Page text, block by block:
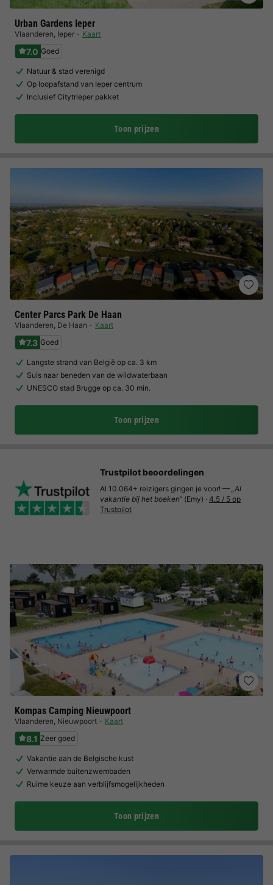
Urban Gardens Ieper
Vlaanderen, Ieper Kaart
7.0 Goed
Natuur & stad verenigd
Op loopafstand van Ieper centrum
Inclusief Citytrieper pakket
Toon prijzen
Center Parcs Park De Haan
Vlaanderen, De Haan Kaart
7.3 Goed
Langste strand van België op ca. 3 km
Suis naar beneden van de wildwaterbaan
UNESCO stad Brugge op ca. 30 min.
Toon prijzen
Kompas Camping Nieuwpoort
Vlaanderen, Nieuwpoort Kaart
8.1 Zeer goed
Vakantie aan de Belgische kust
Verwarmde buitenzwembaden
Ruime keuze aan verblijfsmogelijkheden
Toon prijzen
Trustpilot beoordelingen
Al 10.064+ reizigers gingen je voor! — „Al
vakantie bij het boeken“ (Emy) · 4.5 / 5 op
Trustpilot